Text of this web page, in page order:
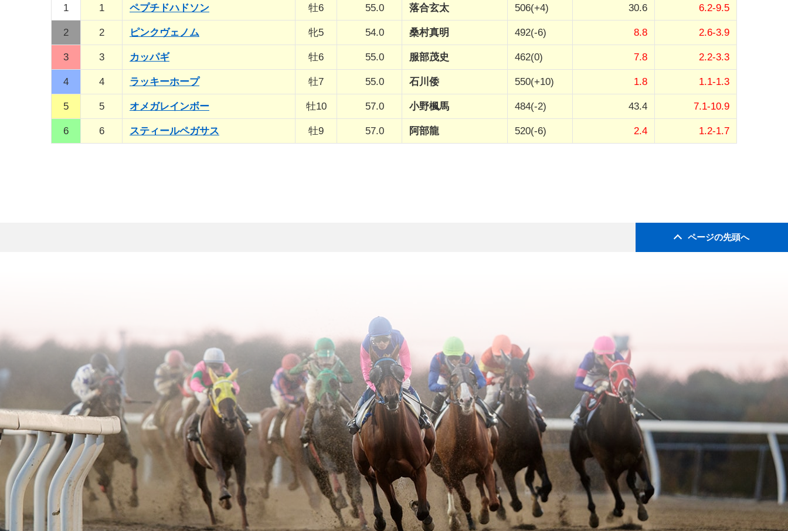
1 1 ペプチドハドソン 牡6 55.0 落合玄太 506(+4) 30.6 6.2-9.5
2 2 ピンクヴェノム 牝5 54.0 桑村真明 492(-6) 8.8 2.6-3.9
3 3 カッパギ 牡6 55.0 服部茂史 462(0) 7.8 2.2-3.3
4 4 ラッキーホープ 牡7 55.0 石川倭 550(+10) 1.8 1.1-1.3
5 5 オメガレインボー 牡10 57.0 小野楓馬 484(-2) 43.4 7.1-10.9
6 6 スティールペガサス 牡9 57.0 阿部龍 520(-6) 2.4 1.2-1.7
ページの先頭へ